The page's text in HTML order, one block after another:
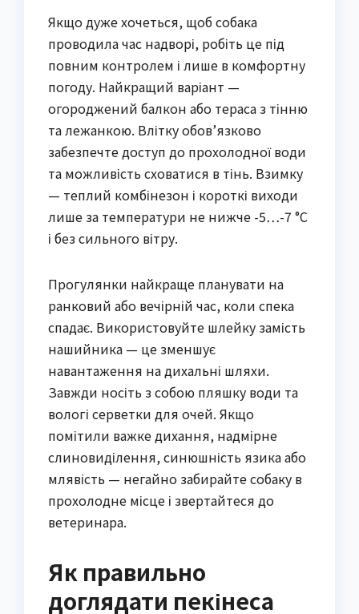
Якщо дуже хочеться, щоб собака
проводила час надворі, робіть це під
повним контролем і лише в комфортну
погоду. Найкращий варіант —
огороджений балкон або тераса з тінню
та лежанкою. Влітку обов’язково
забезпечте доступ до прохолодної води
та можливість сховатися в тінь. Взимку
— теплий комбінезон і короткі виходи
лише за температури не нижче -5…-7 °C
і без сильного вітру.
Прогулянки найкраще планувати на
ранковий або вечірній час, коли спека
спадає. Використовуйте шлейку замість
нашийника — це зменшує
навантаження на дихальні шляхи.
Завжди носіть з собою пляшку води та
вологі серветки для очей. Якщо
помітили важке дихання, надмірне
слиновиділення, синюшність язика або
млявість — негайно забирайте собаку в
прохолодне місце і звертайтеся до
ветеринара.
Як правильно
доглядати пекінеса